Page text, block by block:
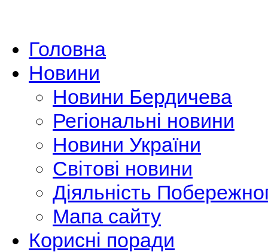
Головна
Новини
Новини Бердичева
Регіональні новини
Новини України
Світові новини
Діяльність
Мапа сайту
Корисні поради